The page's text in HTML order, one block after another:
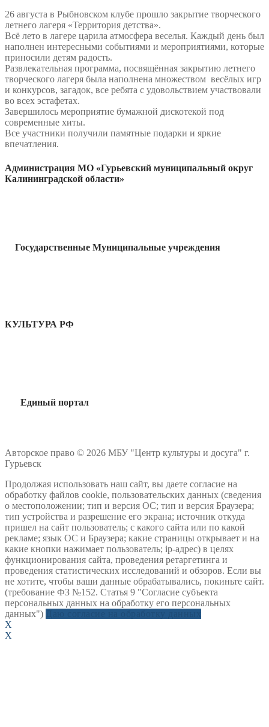
26 августа в Рыбновском клубе прошло закрытие творческого
летнего лагеря «Территория детства».
Всё лето в лагере царила атмосфера веселья. Каждый день был
наполнен интересными событиями и мероприятиями, которые
приносили детям радость.
Развлекательная программа, посвящённая закрытию летнего
творческого лагеря была наполнена множеством весёлых игр
и конкурсов, загадок, все ребята с удовольствием участвовали
во всех эстафетах.
Завершилось мероприятие бумажной дискотекой под
современные хиты.
Все участники получили памятные подарки и яркие
впечатления.
Администрация МО «Гурьевский муниципальный округ
Калининградской области»
Государственные Муниципальные учреждения
КУЛЬТУРА РФ
Единый портал
Авторское право © 2026 МБУ "Центр культуры и досуга" г.
Гурьевск
Продолжая использовать наш сайт, вы даете согласие на
обработку файлов cookie, пользовательских данных (сведения
о местоположении; тип и версия ОС; тип и версия Браузера;
тип устройства и разрешение его экрана; источник откуда
пришел на сайт пользователь; с какого сайта или по какой
рекламе; язык ОС и Браузера; какие страницы открывает и на
какие кнопки нажимает пользователь; ip-адрес) в целях
функционирования сайта, проведения ретаргетинга и
проведения статистических исследований и обзоров. Если вы
не хотите, чтобы ваши данные обрабатывались, покиньте сайт.
(требование ФЗ №152. Статья 9 "Согласие субъекта
персональных данных на обработку его персональных
данных")
X
X